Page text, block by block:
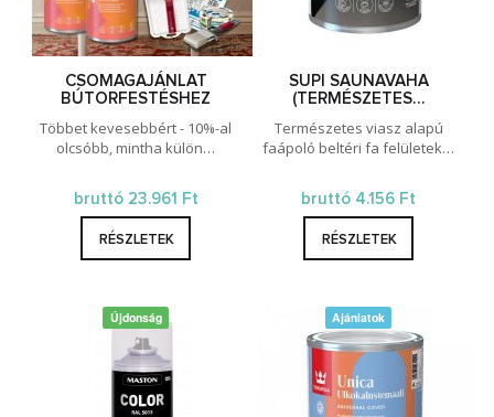
CSOMAGAJÁNLAT
BÚTORFESTÉSHEZ
Többet kevesebbért - 10%-al
olcsóbb, mintha külön…
bruttó 23.961 Ft
RÉSZLETEK
SUPI SAUNAVAHA
(TERMÉSZETES…
Természetes viasz alapú
faápoló beltéri fa felületek…
bruttó 4.156 Ft
RÉSZLETEK
Újdonság Ajánlatok